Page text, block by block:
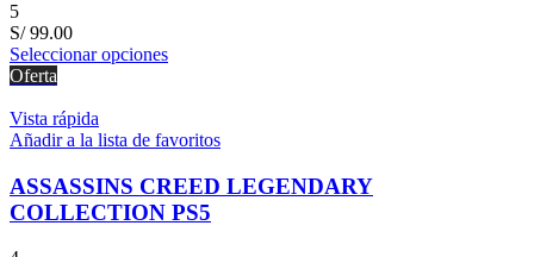
5
S/99.00
Seleccionar opciones
Oferta
Vista rápida
Añadir a la lista de favoritos
ASSASSINS CREED LEGENDARY
COLLECTION PS5